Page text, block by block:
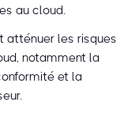
au cloud.
atténuer les risques
notamment la
et la